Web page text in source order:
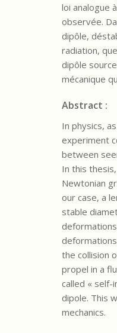
loi analogue
observée.
dipôle,
radiation,
dipôle
mécanique
Abstract :
In physics,
experiment
between
In this
Newtonian
our case, a
stable
the collision
propel in a
called « self-
dipole. This
mechanics.